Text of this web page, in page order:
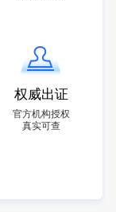
权威出证
官方机构授权
真实可查